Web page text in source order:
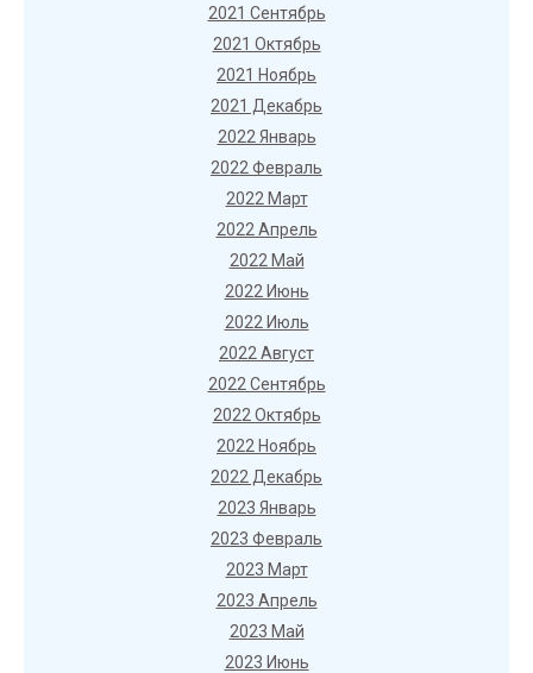
2021 Сентябрь
2021 Октябрь
2021 Ноябрь
2021 Декабрь
2022 Январь
2022 Февраль
2022 Март
2022 Апрель
2022 Май
2022 Июнь
2022 Июль
2022 Август
2022 Сентябрь
2022 Октябрь
2022 Ноябрь
2022 Декабрь
2023 Январь
2023 Февраль
2023 Март
2023 Апрель
2023 Май
2023 Июнь